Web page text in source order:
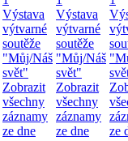
Výstava
výtvarné
soutěže
"Můj/Náš
svět"
Zobrazit
všechny
záznamy
ze dne
Výstava
výtvarné
soutěže
"Můj/Náš
svět"
Zobrazit
všechny
záznamy
ze dne
ze